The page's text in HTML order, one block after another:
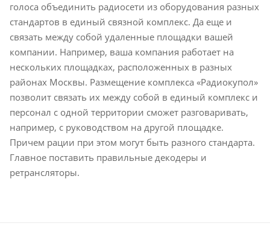
голоса объединить радиосети из оборудования разных
стандартов в единый связной комплекс. Да еще и
связать между собой удаленные площадки вашей
компании. Например, ваша компания работает на
нескольких площадках, расположенных в разных
районах Москвы. Размещение комплекса «Радиокупол»
позволит связать их между собой в единый комплекс и
персонал с одной территории сможет разговаривать,
например, с руководством на другой площадке.
Причем рации при этом могут быть разного стандарта.
Главное поставить правильные декодеры и
ретрансляторы.